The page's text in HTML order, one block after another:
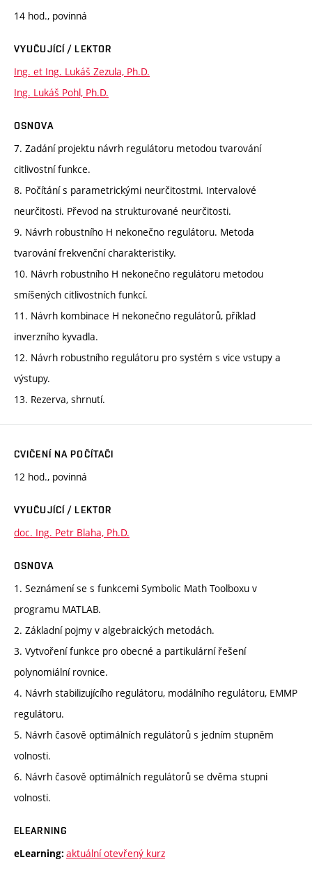
14 hod., povinná
VYUČUJÍCÍ / LEKTOR
Ing. et Ing. Lukáš Zezula, Ph.D.
Ing. Lukáš Pohl, Ph.D.
OSNOVA
7. Zadání projektu návrh regulátoru metodou tvarování
citlivostní funkce.
8. Počítání s parametrickými neurčitostmi. Intervalové
neurčitosti. Převod na strukturované neurčitosti.
9. Návrh robustního H nekonečno regulátoru. Metoda
tvarování frekvenční charakteristiky.
10. Návrh robustního H nekonečno regulátoru metodou
smíšených citlivostních funkcí.
11. Návrh kombinace H nekonečno regulátorů, příklad
inverzního kyvadla.
12. Návrh robustního regulátoru pro systém s vice vstupy a
výstupy.
13. Rezerva, shrnutí.
CVIČENÍ NA POČÍTAČI
12 hod., povinná
VYUČUJÍCÍ / LEKTOR
doc. Ing. Petr Blaha, Ph.D.
OSNOVA
1. Seznámení se s funkcemi Symbolic Math Toolboxu v
programu MATLAB.
2. Základní pojmy v algebraických metodách.
3. Vytvoření funkce pro obecné a partikulární řešení
polynomiální rovnice.
4. Návrh stabilizujícího regulátoru, modálního regulátoru, EMMP
regulátoru.
5. Návrh časově optimálních regulátorů s jedním stupněm
volnosti.
6. Návrh časově optimálních regulátorů se dvěma stupni
volnosti.
ELEARNING
eLearning: aktuální otevřený kurz